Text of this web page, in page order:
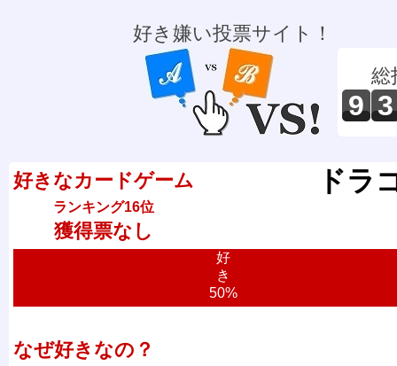
好き嫌い投票サイト！
総
9 3
好きなカードゲーム
ランキング16位
獲得票なし
ドラ
好
き
50%
なぜ好きなの？